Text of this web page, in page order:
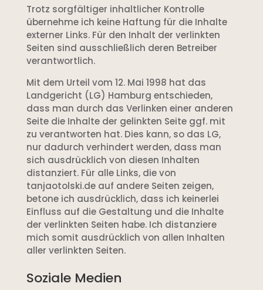
Trotz sorgfältiger inhaltlicher Kontrolle
übernehme ich keine Haftung für die Inhalte
externer Links. Für den Inhalt der verlinkten
Seiten sind ausschließlich deren Betreiber
verantwortlich.
Mit dem Urteil vom 12. Mai 1998 hat das
Landgericht (LG) Hamburg entschieden,
dass man durch das Verlinken einer anderen
Seite die Inhalte der gelinkten Seite ggf. mit
zu verantworten hat. Dies kann, so das LG,
nur dadurch verhindert werden, dass man
sich ausdrücklich von diesen Inhalten
distanziert. Für alle Links, die von
tanjaotolski.de auf andere Seiten zeigen,
betone ich ausdrücklich, dass ich keinerlei
Einfluss auf die Gestaltung und die Inhalte
der verlinkten Seiten habe. Ich distanziere
mich somit ausdrücklich von allen Inhalten
aller verlinkten Seiten.
Soziale Medien